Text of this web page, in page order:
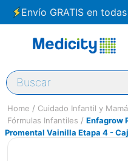
Envío GRATIS en
Buscar
Cuidado Infantil y Mamá
Fórmulas Infantiles
Enfagrow
Promental Vainilla Etapa 4 -